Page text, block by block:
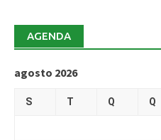
AGENDA
agosto 2026
S T Q Q